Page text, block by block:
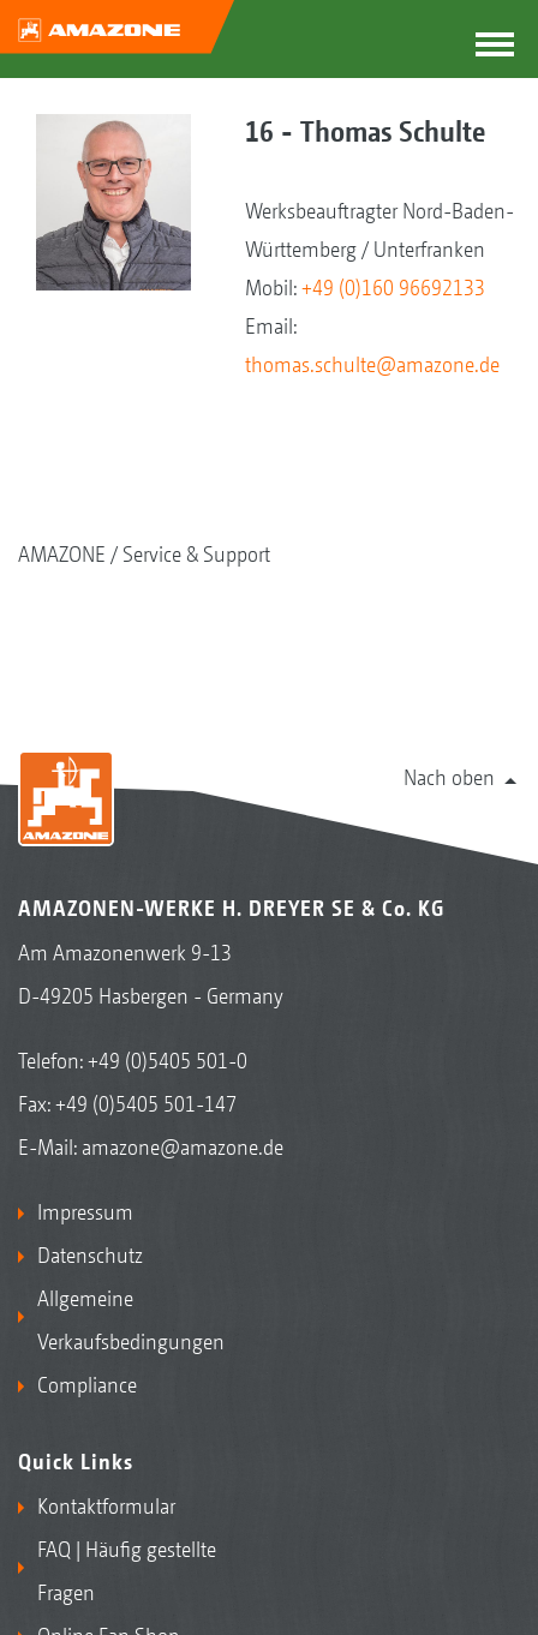
16 - Thomas Schulte
Werksbeauftragter Nord-Baden-
Württemberg / Unterfranken
Mobil:+49 (0)160 96692133
Email:
thomas.schulte@amazone.de
AMAZONE Service & Support
Nach oben
AMAZONEN-WERKE H. DREYER SE & Co. KG
Am Amazonenwerk 9-13
D-49205 Hasbergen - Germany
Telefon:+49 (0)5405 501-0
Fax: +49 (0)5405 501-147
E-Mail: amazone@amazone.de
Impressum
Datenschutz
Allgemeine
Verkaufsbedingungen
Compliance
Quick Links
Kontaktformular
FAQ | Häufig gestellte
Fragen